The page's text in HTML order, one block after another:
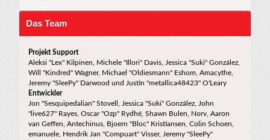
Das Team
Projekt Support
Aleksi "Lex" Kilpinen, Michele "Illori" Davis, Jessica "Suki" González,
Will "Kindred" Wagner, Michael "Oldiesmann" Eshom, Amacythe,
Jeremy "SleePy" Darwood und Justin "metallica48423" O'Leary
Entwickler
Jon "Sesquipedalian" Stovell, Jessica "Suki" González, John
"live627" Rayes, Oscar "Ozp" Rydhé, Shawn Bulen, Norv, Aaron
van Geffen, Antechinus, Bjoern "Bloc" Kristiansen, Colin Schoen,
emanuele, Hendrik Jan "Compuart" Visser, Jeremy "SleePy"